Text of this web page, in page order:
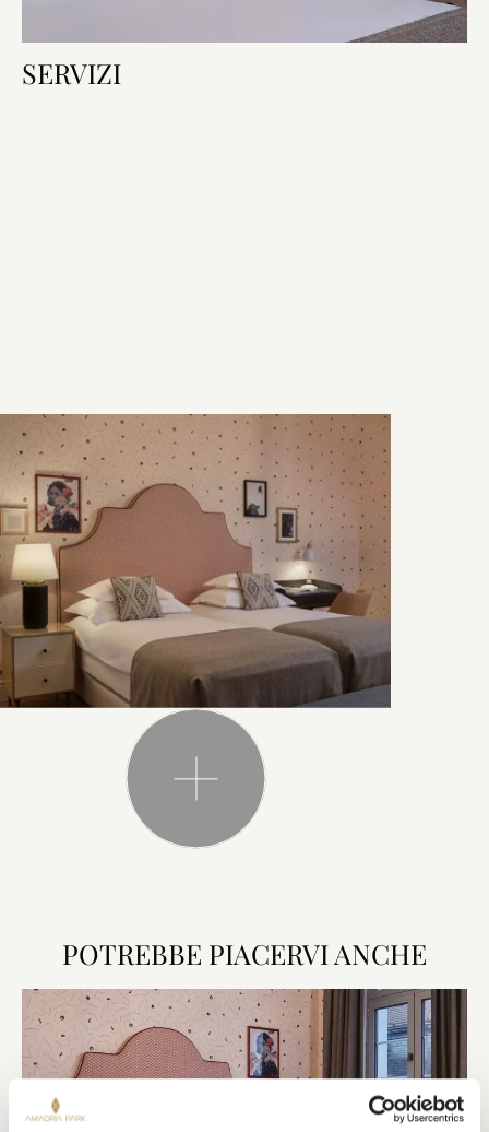
SERVIZI
POTREBBE PIACERVI ANCHE